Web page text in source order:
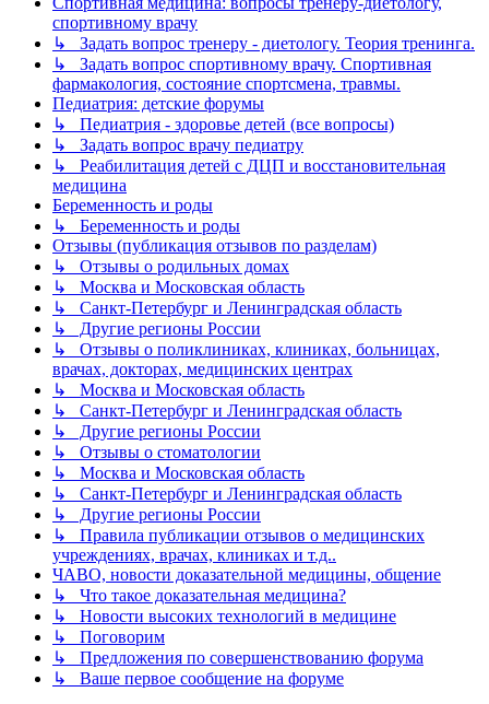
спортивному врачу
↳ Задать вопрос тренеру - диетологу. Теория тренинга.
↳ Задать вопрос спортивному врачу. Спортивная
фармакология, состояние спортсмена, травмы.
Педиатрия: детские форумы
↳ Педиатрия - здоровье детей (все вопросы)
↳ Задать вопрос врачу педиатру
↳ Реабилитация детей с ДЦП и восстановительная
медицина
Беременность и роды
↳ Беременность и роды
Отзывы (публикация отзывов по разделам)
↳ Отзывы о родильных домах
↳ Москва и Московская область
↳ Санкт-Петербург и Ленинградская область
↳ Другие регионы России
↳ Отзывы о поликлиниках, клиниках, больницах,
врачах, докторах, медицинских центрах
↳ Москва и Московская область
↳ Санкт-Петербург и Ленинградская область
↳ Другие регионы России
↳ Отзывы о стоматологии
↳ Москва и Московская область
↳ Санкт-Петербург и Ленинградская область
↳ Другие регионы России
↳ Правила публикации отзывов о медицинских
учреждениях, врачах, клиниках и т.д..
ЧАВО, новости доказательной медицины, общение
↳ Что такое доказательная медицина?
↳ Новости высоких технологий в медицине
↳ Поговорим
↳ Предложения по совершенствованию форума
↳ Ваше первое сообщение на форуме